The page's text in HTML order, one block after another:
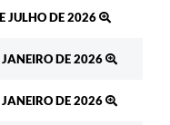
JULHO DE 2026
DE 2026
DE 2026